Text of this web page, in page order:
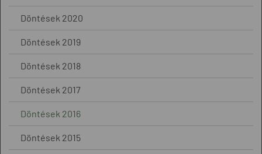
Döntések 2020
Döntések 2019
Döntések 2018
Döntések 2017
Döntések 2016
Döntések 2015